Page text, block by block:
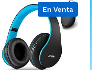
En Venta